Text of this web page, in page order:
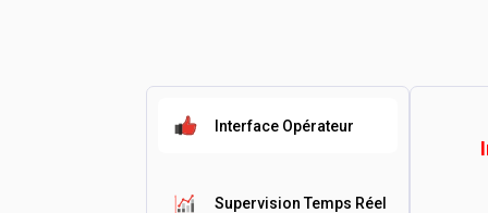
Interface Opérateur
Supervision Temps Réel